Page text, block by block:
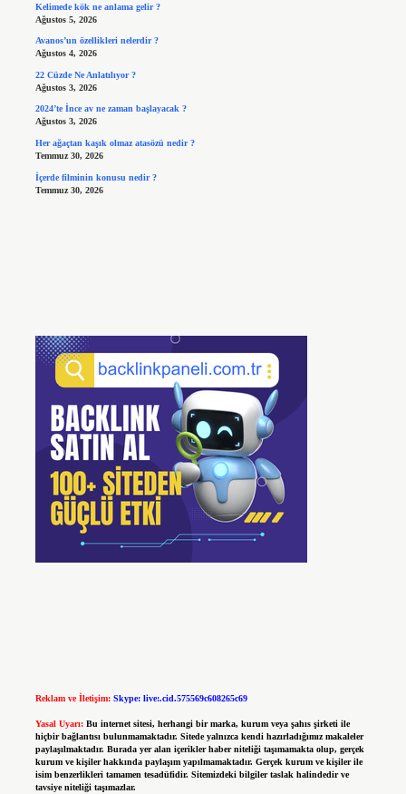
Kelimede kök ne anlama gelir ?
Ağustos 5, 2026
Avanos’un özellikleri nelerdir ?
Ağustos 4, 2026
22 Cüzde Ne Anlatılıyor ?
Ağustos 3, 2026
2024’te İnce av ne zaman başlayacak ?
Ağustos 3, 2026
Her ağaçtan kaşık olmaz atasözü nedir ?
Temmuz 30, 2026
İçerde filminin konusu nedir ?
Temmuz 30, 2026
Reklam ve İletişim: Skype: live:.cid.575569c608265c69
Yasal Uyarı: Bu internet sitesi, herhangi bir marka, kurum veya şahıs şirketi ile
hiçbir bağlantısı bulunmamaktadır. Sitede yalnızca kendi hazırladığımız makaleler
paylaşılmaktadır. Burada yer alan içerikler haber niteliği taşımamakta olup, gerçek
kurum ve kişiler hakkında paylaşım yapılmamaktadır. Gerçek kurum ve kişiler ile
isim benzerlikleri tamamen tesadüfidir. Sitemizdeki bilgiler taslak halindedir ve
tavsiye niteliği taşımazlar.